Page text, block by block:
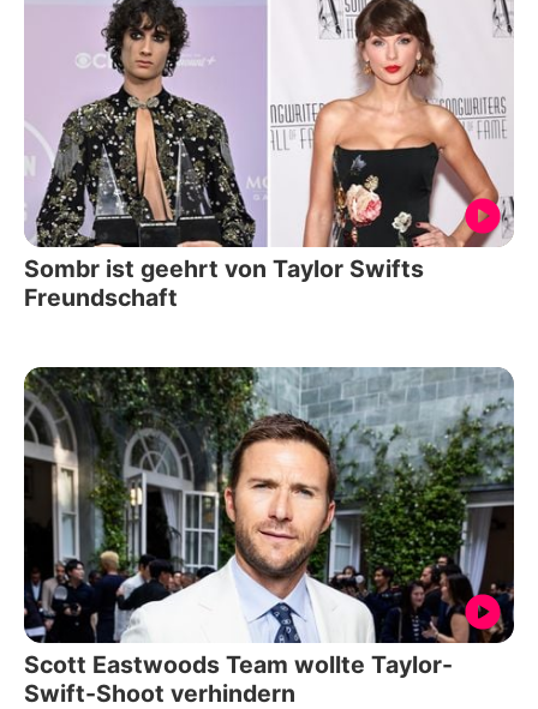
Sombr ist geehrt von Taylor Swifts
Freundschaft
Scott Eastwoods Team wollte Taylor-
Swift-Shoot verhindern